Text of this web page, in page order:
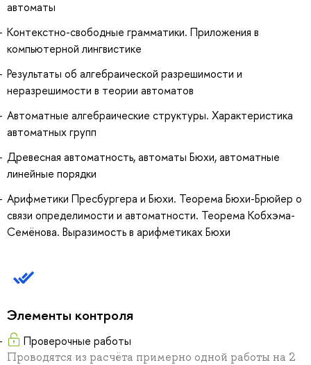
автоматы
Контекстно-свободные грамматики. Приложения в
компьютерной лингвистике
Результаты об алгебраической разрешимости и
неразрешимости в теории автоматов
Автоматные алгебраические структуры. Характеристика
автоматных групп
Древесная автоматность, автоматы Бюхи, автоматные
линейные порядки
Арифметики Пресбургера и Бюхи. Теорема Бюхи-Брюйер о
связи определимости и автоматности. Теорема Кобхэма-
Семёнова. Выразимость в арифметиках Бюхи
Элементы контроля
Проверочные работы
Проводятся из расчёта примерно одной работы на 2